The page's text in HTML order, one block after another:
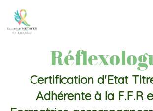
Certification d'Etat
Adhérente à la F.F.R